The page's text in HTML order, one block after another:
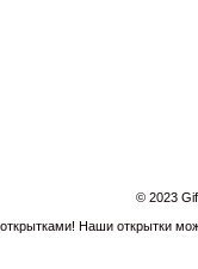
© 2023
Наши открытки